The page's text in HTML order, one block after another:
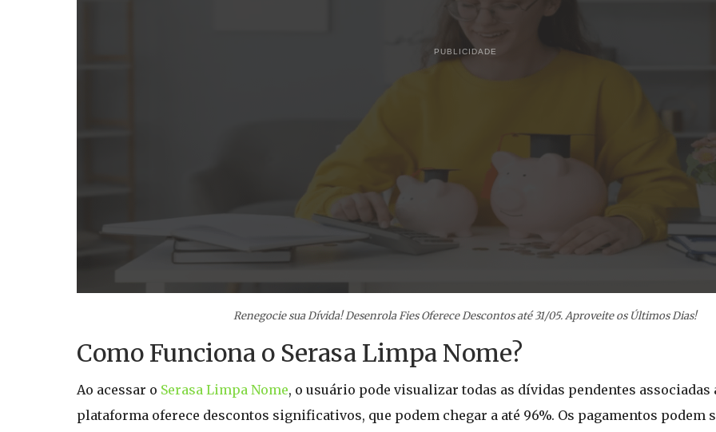
PUBLICIDADE
Renegocie sua Dívida! Desenrola Fies Oferece Descontos até 31/05. Aproveite os Últimos Dias!
Como Funciona o Serasa Limpa Nome?
Ao acessar o Serasa Limpa Nome, o usuário pode visualizar todas as dívidas pendentes associadas
plataforma oferece descontos significativos, que podem chegar a até 96%. Os pagamentos podem